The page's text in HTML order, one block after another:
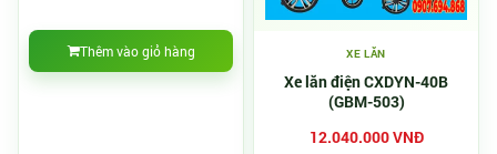
Thêm vào giỏ hàng XE LĂN
Xe lăn điện CXDYN-40B
(GBM-503)
12.040.000 VNĐ